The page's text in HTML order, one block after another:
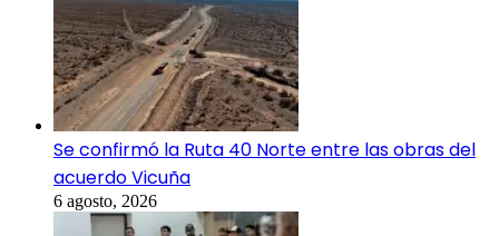
Se confirmó la Ruta 40 Norte entre las obras del
acuerdo Vicuña
6 agosto, 2026